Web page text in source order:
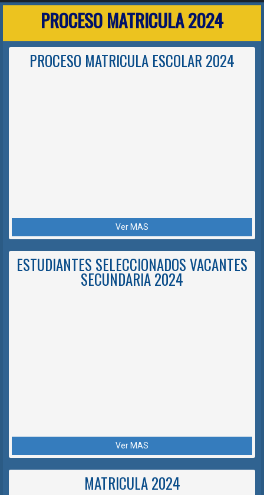
PROCESO MATRICULA 2024
PROCESO MATRICULA ESCOLAR 2024
Ver MAS
ESTUDIANTES SELECCIONADOS VACANTES
SECUNDARIA 2024
Ver MAS
MATRICULA 2024